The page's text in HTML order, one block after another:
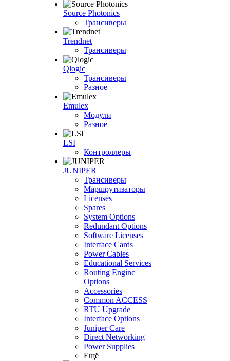
Source Photonics
Трансиверы
Trendnet
Трансиверы
Qlogic
Трансиверы
Разное
Emulex
Модули
Разное
LSI
Контроллеры
JUNIPER
Трансиверы
Маршрутизаторы
Licenses
Spares
System Options
Redundant Options
Software Licenses
Interface Cards
Power Cables
Educational Services
Routing Enginc
Options
Accessories
Common ACCESS
RTU Upgrade
Interface Options
Juniper Care
Direct Networking
Power Supplies
Ещё